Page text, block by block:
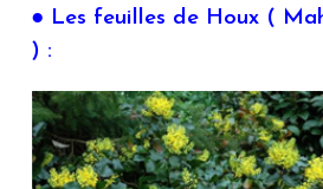
● Les feuilles de Houx (
) :